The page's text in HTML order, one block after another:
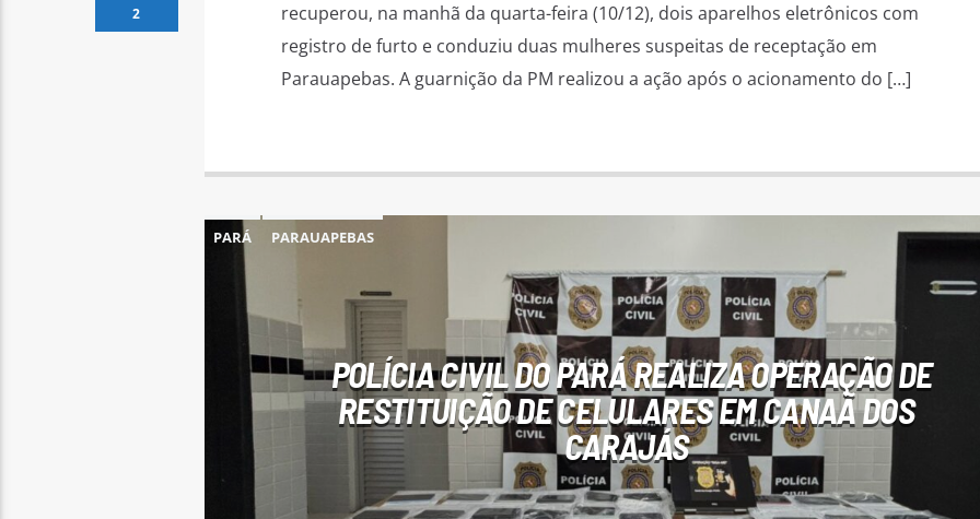
2
recuperou, na manhã da quarta-feira (10/12), dois aparelhos eletrônicos com
registro de furto e conduziu duas mulheres suspeitas de receptação em
Parauapebas. A guarnição da PM realizou a ação após o acionamento do […]
PARÁ PARAUAPEBAS
POLÍCIA CIVIL DO PARÁ REALIZA OPERAÇÃO DE
RESTITUIÇÃO DE CELULARES EM CANAÃ DOS
CARAJÁS